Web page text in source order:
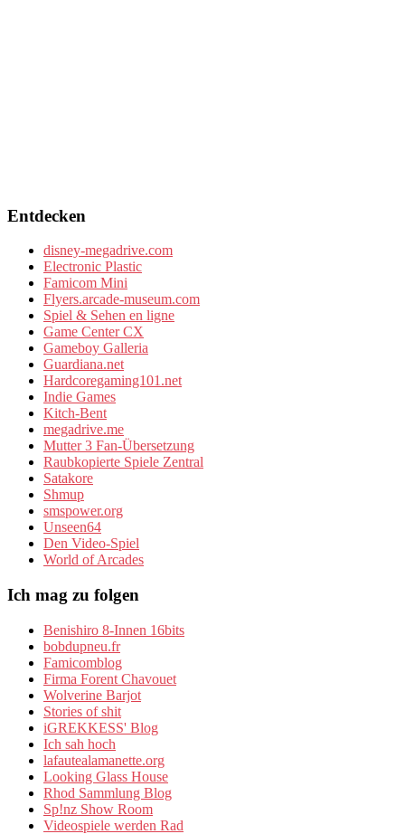
Entdecken
disney-megadrive.com
Electronic Plastic
Famicom Mini
Flyers.arcade-museum.com
Spiel & Sehen en ligne
Game Center CX
Gameboy Galleria
Guardiana.net
Hardcoregaming101.net
Indie Games
Kitch-Bent
megadrive.me
Mutter 3 Fan-Übersetzung
Raubkopierte Spiele Zentral
Satakore
Shmup
smspower.org
Unseen64
Den Video-Spiel
World of Arcades
Ich mag zu folgen
Benishiro 8-Innen 16bits
bobdupneu.fr
Famicomblog
Firma Forent Chavouet
Wolverine Barjot
Stories of shit
iGREKKESS' Blog
Ich sah hoch
lafautealamanette.org
Looking Glass House
Rhod Sammlung Blog
Sp!nz Show Room
Videospiele werden Rad